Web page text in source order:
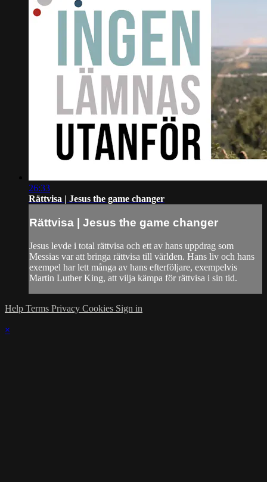
26:33
Rättvisa | Jesus the game changer
Rättvisa | Jesus the game changer
Jesus levde i total rättvisa och ett av hans uppdrag som
Messias var att bringa rättvisa till världen. Hans liv och hans
exempel har lett många av hans efterföljare, exempelvis
Martin Luther King, att vilja kämpa för rättvisa i sin tid.
Help Terms Privacy Cookies Sign in
×